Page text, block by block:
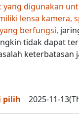
yang digunakan
lensa kamera,
berfungsi,
tidak dapat
keterbatasan
pilih 2025-11-